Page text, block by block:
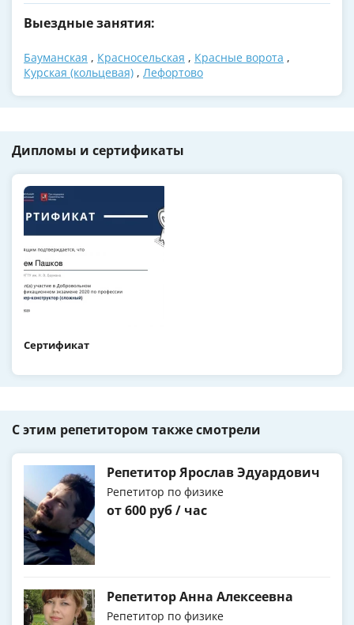
Выездные занятия:
Бауманская , Красносельская , Красные ворота ,
Курская (кольцевая) , Лефортово
Дипломы и сертификаты
Сертификат
С этим репетитором также смотрели
Репетитор Ярослав Эдуардович
Репетитор по физике
от 600 руб / час
Репетитор Анна Алексеевна
Репетитор по физике